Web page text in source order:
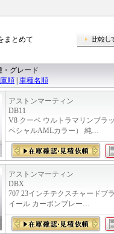
まとめて
・グレード
順 車種名順
アストンマーティン
DB11
V8 クーペ ウルトラマリンブラ
ペシャルAMLカラー） 純…
アストンマーティン
DBX
707 23インチテクスチャードブ
イール カーボンブレー…